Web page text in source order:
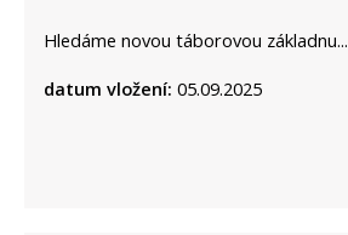
Hledáme novou táborovou základnu...
datum vložení: 05.09.2025